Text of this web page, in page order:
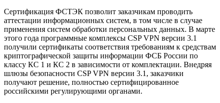
Сертификация ФСТЭК позволит заказчикам проводить
аттестации информационных систем, в том числе в случае
применения систем обработки персональных данных. В марте
этого года программные комплексы CSP VPN версии 3.1
получили сертификаты соответствия требованиям к средствам
криптографической защиты информации ФСБ России по
классу КС 1 и КС 2 в зависимости от комплектации. Внедряя
шлюзы безопасности CSP VPN версии 3.1, заказчики
получают решение, полностью сертифицированное
российскими регулирующими органами.